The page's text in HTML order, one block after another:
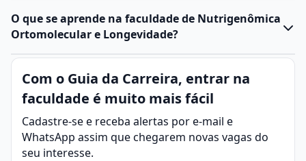
O que se aprende na faculdade de Nutrigenômica
Ortomolecular e Longevidade?
Com o Guia da Carreira, entrar na
faculdade é muito mais fácil
Cadastre-se e receba alertas por e-mail e
WhatsApp assim que chegarem novas vagas do
seu interesse.